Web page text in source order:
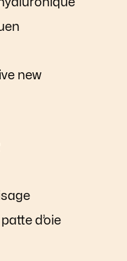
new
d’oie